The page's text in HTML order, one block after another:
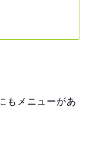
もメニューがあ